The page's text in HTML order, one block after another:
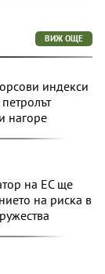
ВИЖ ОЩЕ
индекси
нагоре
на ЕС ще
на риска в